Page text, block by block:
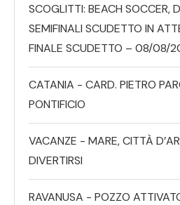
SCOGLITTI: BEACH SOCCER,
SEMIFINALI SCUDETTO IN
FINALE SCUDETTO – 08/08/
CATANIA - CARD. PIETRO
PONTIFICIO
VACANZE - MARE, CITTÀ
DIVERTIRSI
RAVANUSA - POZZO